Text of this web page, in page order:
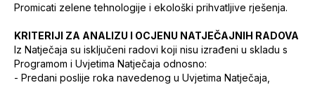
Promicati zelene tehnologije i ekološki prihvatljive rješenja.
KRITERIJI ZA ANALIZU I OCJENU NATJEČAJNIH RADOVA
Iz Natječaja su isključeni radovi koji nisu izrađeni u skladu s
Programom i Uvjetima Natječaja odnosno:
- Predani poslije roka navedenog u Uvjetima Natječaja,